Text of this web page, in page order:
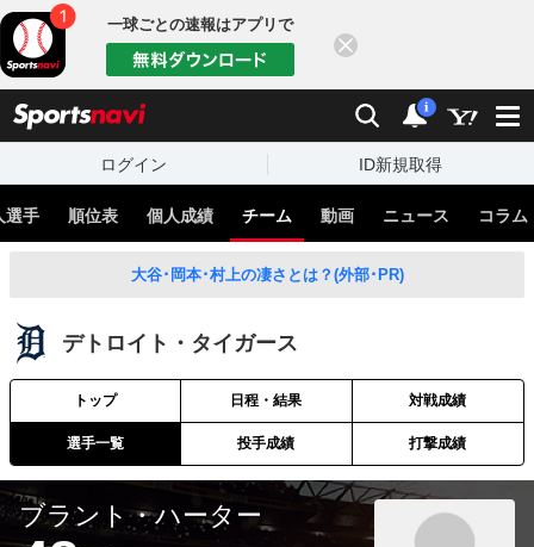
一球ごとの速報はアプリで
検索 通知
i
ログイン ID新規取得
選手 順位表 個人成績 チーム 動画 ニュース コラム
大谷･岡本･村上の凄さとは？(外部･PR)
デトロイト・タイガース
トップ 日程・結果 対戦成績
選手一覧 投手成績 打撃成績
ブラント・ハーター